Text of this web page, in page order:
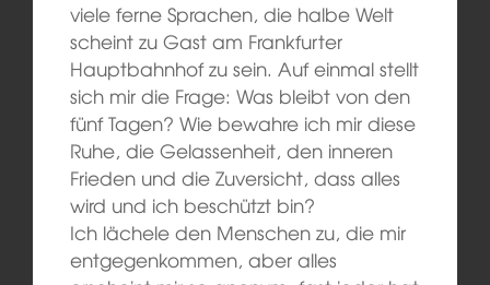
viele ferne Sprachen, die halbe Welt
scheint zu Gast am Frankfurter
Hauptbahnhof zu sein. Auf einmal stellt
sich mir die Frage: Was bleibt von den
fünf Tagen? Wie bewahre ich mir diese
Ruhe, die Gelassenheit, den inneren
Frieden und die Zuversicht, dass alles
wird und ich beschützt bin?
Ich lächele den Menschen zu, die mir
entgegenkommen, aber alles